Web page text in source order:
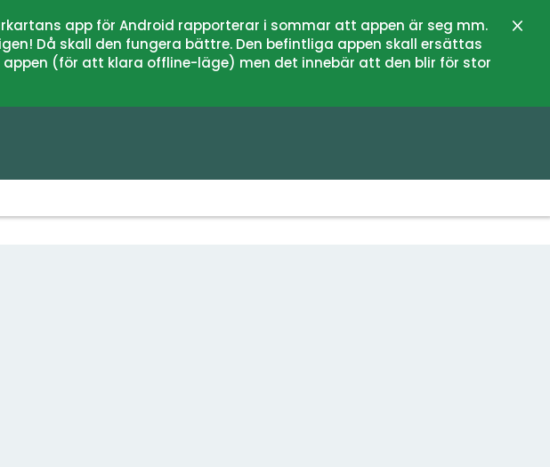
app för Android rapporterar i sommar att appen är seg mm.
Då skall den fungera bättre. Den befintliga appen skall ersättas
(för att klara offline-läge) men det innebär att den blir för stor